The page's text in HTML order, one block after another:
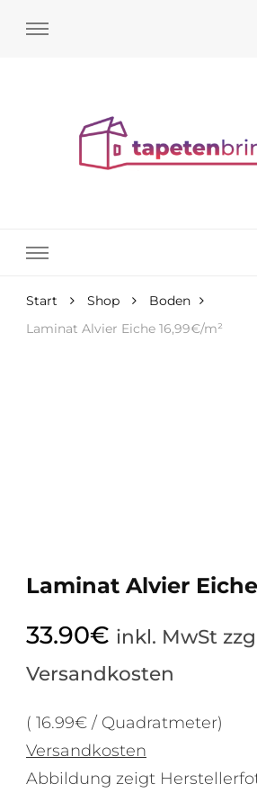
Start Shop
Boden
Laminat Alvier Eiche 16,99€/m²
Laminat Alvier
33.90€ inkl. MwSt
Versandkosten
( 16.99€ / Quadratmeter)
Versandkosten
Abbildung zeigt